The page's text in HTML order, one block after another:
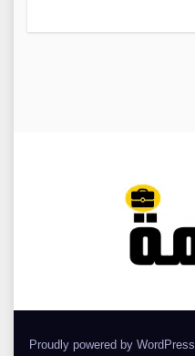
Proudly powered by WordPress